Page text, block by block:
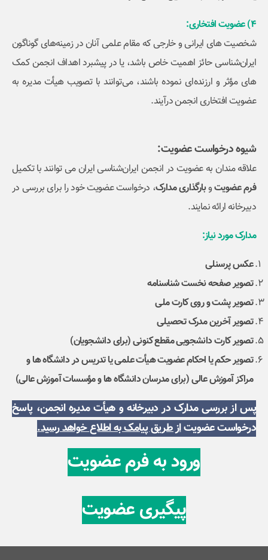
4) عضویت افتخاری:
شخصیت های ایرانی و خارجی که مقام علمی آنان در زمینه‌های گوناگون
ایران‌شناسی حائز اهمیت خاص باشد، یا در پیشبرد اهداف انجمن کمک
های مؤثر و ارزنده‌ای نموده‌ باشند، می‌توانند با تصویب هیأت مدیره به
‌عضویت افتخاری انجمن درآیند.
شیوه درخواست عضویت:
علاقه مندان به عضویت در انجمن ایران‌شناسی ایران می توانند با تکمیل
فرم عضویتوبارگذاری مدارک، درخواست عضویت خود را برای بررسی در
دبیرخانه ارائه نمایند.
مدارک مورد نیاز:
عکس پرسنلی
تصویر صفحه نخست شناسنامه
تصویر پشت و روی کارت ملی
تصویر آخرین مدرک تحصیلی
تصویر کارت دانشجویی مقطع کنونی (برای دانشجویان)
تصویر حکم یا احکام عضویت هیأت علمی یا تدریس در دانشگاه ها و
مراکز آموزش عالی (برای مدرسان دانشگاه ها و مؤسسات آموزش عالی)
پس از بررسی مدارک در دبیرخانه و هیأت مدیره انجمن، پاسخ
درخواست عضویتاز طریق پیامک به اطلاع خواهد رسید.
ورود به فرم عضویت
پیگیری عضویت